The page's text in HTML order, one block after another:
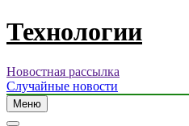
Технологии
Новостная рассылка
Случайные новости
Меню